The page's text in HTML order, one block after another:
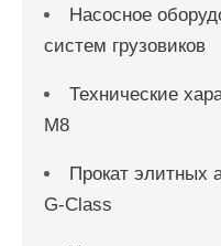
Насосное
систем грузовиков
Технические
M8
Прокат элитных
G-Class